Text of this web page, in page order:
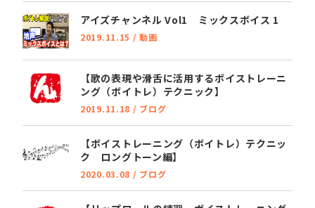
アイズチャンネル Vol1 ミックスボイス 1
2019.11.15 /動画
【歌の表現や滑舌に活用するボイストレーニ
ング（ボイトレ）テクニック】
2019.11.18 / ブログ
【ボイストレーニング（ボイトレ）テクニッ
ク ロングトーン編】
2020.03.08 / ブログ